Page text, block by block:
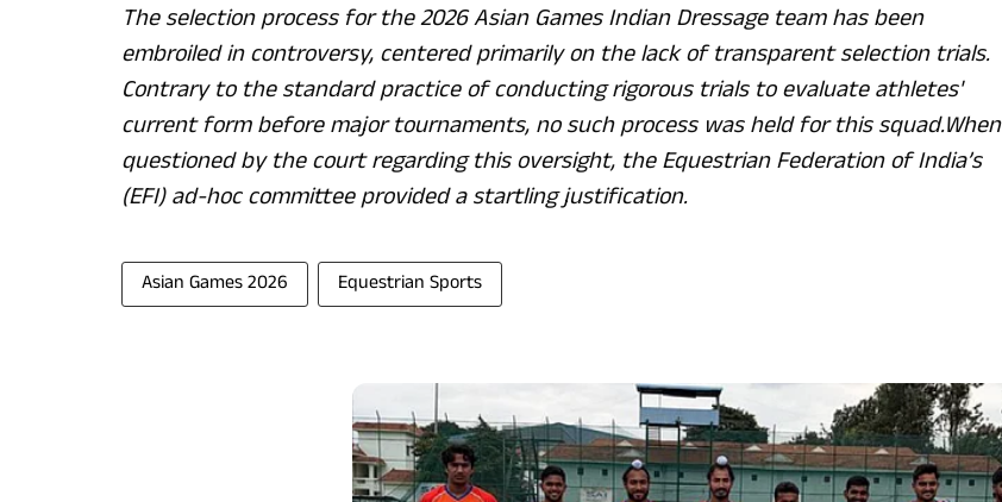
The selection process for the 2026 Asian Games Indian Dressage team has been
embroiled in controversy, centered primarily on the lack of transparent selection trials.
Contrary to the standard practice of conducting rigorous trials to evaluate athletes'
current form before major tournaments, no such process was held for this squad.When
questioned by the court regarding this oversight, the Equestrian Federation of India’s
(EFI) ad-hoc committee provided a startling justification.
Asian Games 2026 Equestrian Sports